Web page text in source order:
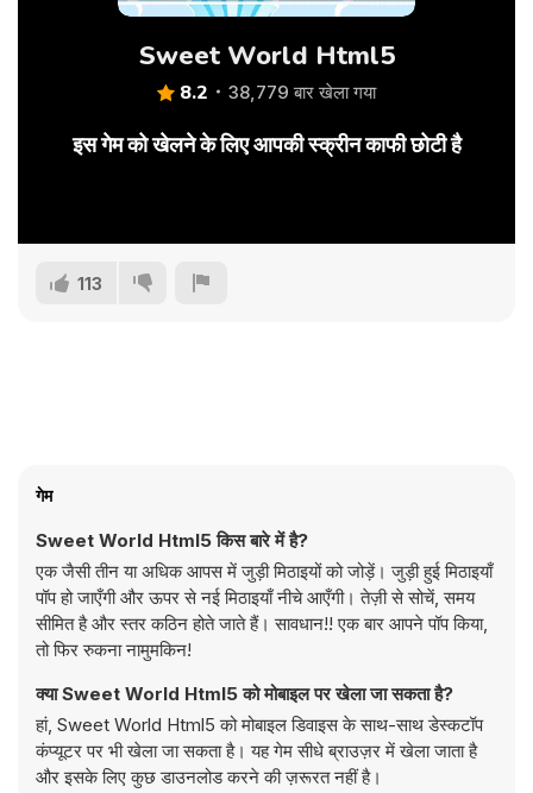
Sweet World Html5
8.2 38,779 बार खेला गया
इस गेम को खेलने के लिए आपकी स्क्रीन काफी छोटी है
113
गेम
Sweet World Html5 किस बारे में है?
एक जैसी तीन या अधिक आपस में जुड़ी मिठाइयों को जोड़ें। जुड़ी हुई मिठाइयाँ
पॉप हो जाएँगी और ऊपर से नई मिठाइयाँ नीचे आएँगी। तेज़ी से सोचें, समय
सीमित है और स्तर कठिन होते जाते हैं। सावधान!! एक बार आपने पॉप किया,
तो फिर रुकना नामुमकिन!
क्या Sweet World Html5 को मोबाइल पर खेला जा सकता है?
हां, Sweet World Html5 को मोबाइल डिवाइस के साथ-साथ डेस्कटॉप
कंप्यूटर पर भी खेला जा सकता है। यह गेम सीधे ब्राउज़र में खेला जाता है
और इसके लिए कुछ डाउनलोड करने की ज़रूरत नहीं है।